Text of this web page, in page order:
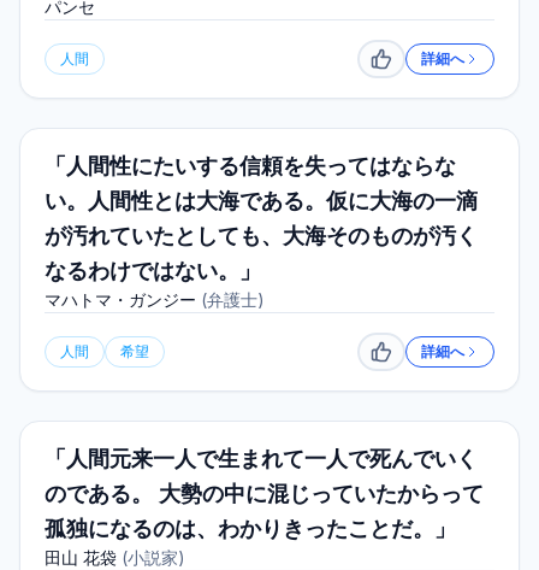
パンセ
人間 いいね詳細へ
「人間性にたいする信頼を失ってはならな
い。人間性とは大海である。仮に大海の一滴
が汚れていたとしても、大海そのものが汚く
なるわけではない。」
マハトマ・ガンジー (弁護士)
人間 希望 いいね詳細へ
「人間元来一人で生まれて一人で死んでいく
のである。 大勢の中に混じっていたからって
孤独になるのは、わかりきったことだ。」
田山 花袋 (小説家)